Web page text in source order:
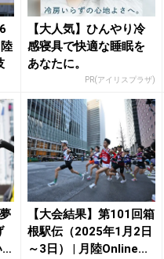
【大人気】ひんやり冷
感寝具で快適な睡眠を
あなたに。
PR(アイリスプラザ)
【大会結果】第101回箱
根駅伝（2025年1月2日
～3日） | 月陸Online...